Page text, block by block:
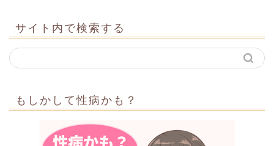
サイト内で検索する
もしかして性病かも？